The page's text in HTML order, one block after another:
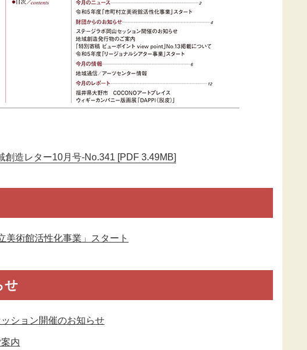
創造レター10月号-No.341 [PDF 3.49MB]
美術館活性化事業」スタート
せ
ション開催のお知らせ
内